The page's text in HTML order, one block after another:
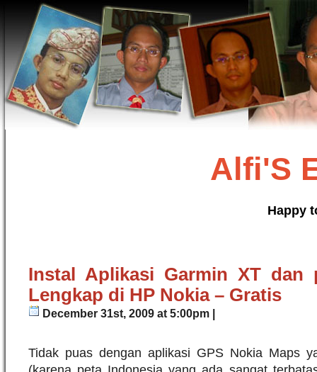
Alfi'S
Happy
Instal Aplikasi Garmin XT dan
Lengkap di HP Nokia – Gratis
December 31st, 2009 at 5:00pm |
Tidak puas dengan aplikasi GPS Nokia Maps